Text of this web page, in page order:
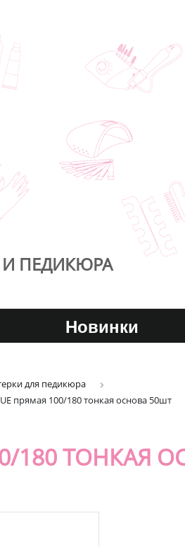
ПЕДИКЮРА
Новинки
для педикюра
прямая 100/180 тонкая основа 50шт
180 ТОНКАЯ